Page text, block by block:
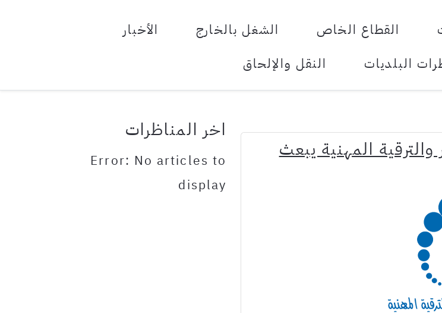
القطاع الخاص الشغل بالخارج
الأخبار
البلديات النقل والإلحاق
المهنية يبعث
اخر المناظرات
Error: No articles to
display